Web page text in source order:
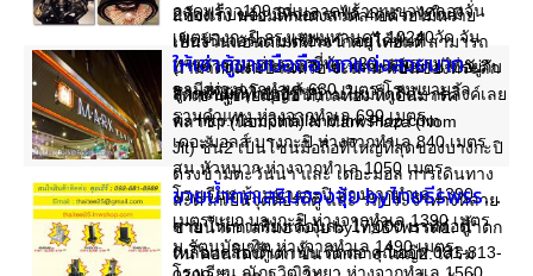
ลาดพร้าว109 ถนนลาดพร้าว แขวงคลองจั่น
เขตบางกะปิ กรุงเทพมหานคร 10240วัด จัน
ทวงศาราม ห่างจากที่พัก 220 เมตร รพ.เวช
ธานี ห่างจากทำเล 630 เมตร โรงพยาบาล
รามคำแหง ห่างจากทำเล 690 เมตร
เดอะมอลล์ บางกะปิ ห่างจากทำเล 840 เมตร
สน.หัวหมาก ห่างจากทำเล 1050 เมตร
โรงเรียน บ้านบางกะปิ ห่างจากทำเล 1390
เมตร แยก บางกะปิ ห่างจากทำเล 1390 เมตร
ม.รัตนบัณฑิต ห่างจากทำเล 1490 เมตร
2ห้องเก็บของ มีที่จอดรถได้ 4คัน ภายในมี
เฟอร์นิเจอร์ครบพร้อมเข้าอยู่ได้ทันที
(***เจ้าของขายเอง ขายเพราะต้องย้ายไปอยู่กับ
ลูกๆที่พิษณุโลกจ้า***)
แข็งแรง พร้อมตกแต่งลวดลายด้วยไม้หวาย
เป็นงานแฮนดเมดทำจากคนไทยแท้ สามารถ
นำมาตกแต่งบ้านหรือ จะนำมาเป็นของที่ระลึก
สำหรับผู้ที่ทำบุญขึ้นบ้านใหม่ก็ดูดีค่ะ กดลิ้งค์เลย
ค่ะ http://lampthailand.lnwshop.com
ให้เช่าตู้ขายมือถือ ตกแต่งสวยมาก ทำเลทองของย่านบางกะปิ
ให้เช่าตู้ขายมือถือ ทำเลทอง ที่ เอ็นมาร์ค
พลาซ่า (น้อมจิตต์) N Mark Plaza (Nom
Jit) ชั้น2 เป็นโซนมือถือที่ใหญ่ที่สุดของบางกะปิ
ตรงข้ามตะวันนา และ เดอะมอล การเดินทาง
สะดวกเป็นจุดต่อรถตู้ และ รถประจำทางหลาย
สาย ให้เช่าเพียงเดือนละ 17,000 บาทต่อตู้
เหลือแค่สองตู้เท่านั้น ติดต่อ คุณออ๊ฟ 081-813-
ขายน้ำตกเสริมฮวงจุ้ย byไทยธีรพรรดิค่ะ
ขายน้ำตกเสริมฮวงจุ้ย byไทยธีรพรรดิ1. น้ำตก
หิน คอนโดน้ำตก ขนาดกลาง ใหญ่2. เสริม